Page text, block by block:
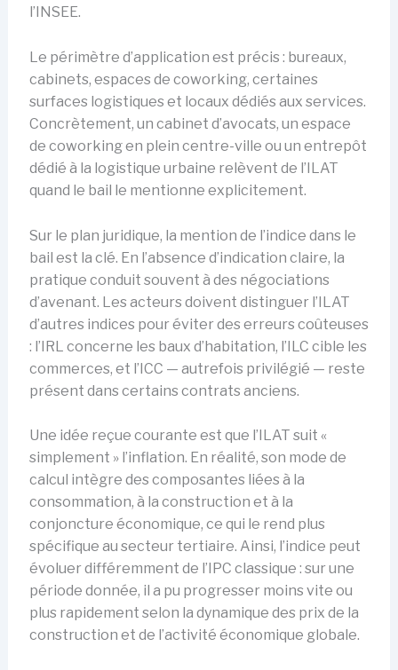
l’INSEE.
Le périmètre d’application est précis : bureaux,
cabinets, espaces de coworking, certaines
surfaces logistiques et locaux dédiés aux services.
Concrètement, un cabinet d’avocats, un espace
de coworking en plein centre-ville ou un entrepôt
dédié à la logistique urbaine relèvent de l’ILAT
quand le bail le mentionne explicitement.
Sur le plan juridique, la mention de l’indice dans le
bail est la clé. En l’absence d’indication claire, la
pratique conduit souvent à des négociations
d’avenant. Les acteurs doivent distinguer l’ILAT
d’autres indices pour éviter des erreurs coûteuses
: l’IRL concerne les baux d’habitation, l’ILC cible les
commerces, et l’ICC — autrefois privilégié — reste
présent dans certains contrats anciens.
Une idée reçue courante est que l’ILAT suit «
simplement » l’inflation. En réalité, son mode de
calcul intègre des composantes liées à la
consommation, à la construction et à la
conjoncture économique, ce qui le rend plus
spécifique au secteur tertiaire. Ainsi, l’indice peut
évoluer différemment de l’IPC classique : sur une
période donnée, il a pu progresser moins vite ou
plus rapidement selon la dynamique des prix de la
construction et de l’activité économique globale.